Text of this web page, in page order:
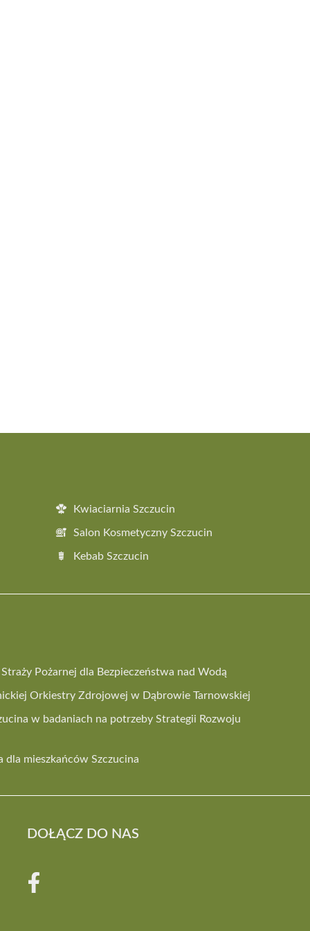
Kwiaciarnia Szczucin
Salon Kosmetyczny Szczucin
Kebab Szczucin
Pożarnej dla Bezpieczeństwa nad Wodą
Orkiestry Zdrojowej w Dąbrowie Tarnowskiej
w badaniach na potrzeby Strategii Rozwoju
dla mieszkańców Szczucina
DOŁĄCZ DO NAS